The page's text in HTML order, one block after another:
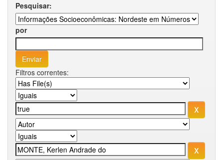
Pesquisar:
por
Filtros correntes: